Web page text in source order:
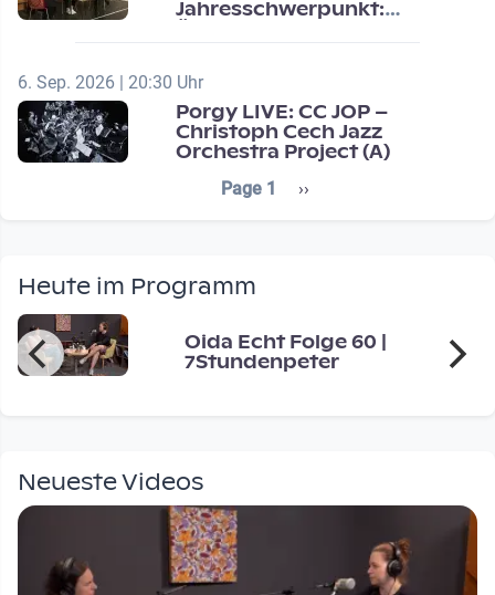
Jahresschwerpunkt:
6. Sep. 2026 | 20:30 Uhr
Porgy LIVE: CC JOP –
Christoph Cech Jazz
Orchestra Project (A)
Seitennummerierung
Page 1 Next page
››
Heute im Programm
Oida Echt Folge 60 |
7Stundenpeter
Neueste Videos